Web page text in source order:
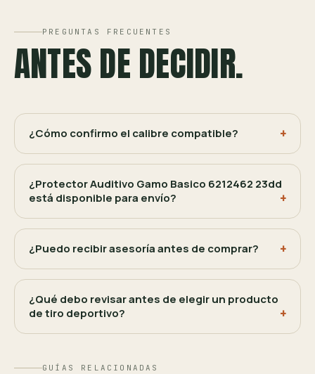
PREGUNTAS FRECUENTES
ANTES DE DECIDIR.
¿Cómo confirmo el calibre compatible?
¿Protector Auditivo Gamo Basico 6212462 23dd
está disponible para envío?
¿Puedo recibir asesoría antes de comprar?
¿Qué debo revisar antes de elegir un producto
de tiro deportivo?
GUÍAS RELACIONADAS